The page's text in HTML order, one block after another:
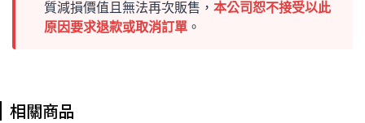
質減損價值且無法再次販售， 本公司恕不接受以此
原因要求退款或取消訂單 。
相關商品